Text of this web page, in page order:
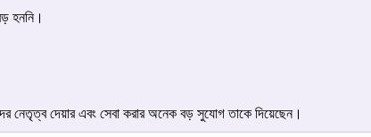
হননি।
নেতৃত্ব দেয়ার এবং সেবা করার অনেক বড় সুযোগ তাকে দিয়েছেন।